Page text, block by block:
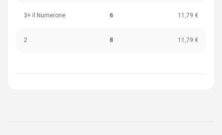
3+ il Numerone 6 11,79 €
2 8 11,79 €